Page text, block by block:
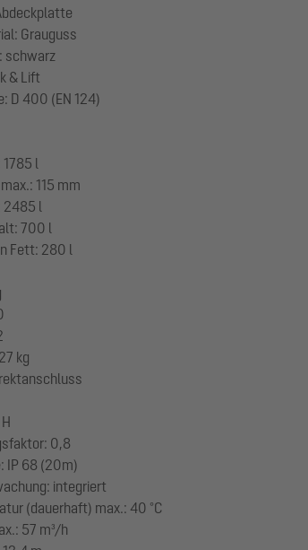
Grauguss
schwarz
& Lift
D 400 (EN 124)
l
115 mm
2485 l
700 l
Fett: 280 l
kg
0,8
IP 68 (20m)
integriert
(dauerhaft) max.: 40 °C
57 m³/h